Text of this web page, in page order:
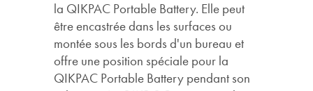
la QIKPAC Portable Battery. Elle peut
être encastrée dans les surfaces ou
montée sous les bords d'un bureau et
offre une position spéciale pour la
QIKPAC Portable Battery pendant son